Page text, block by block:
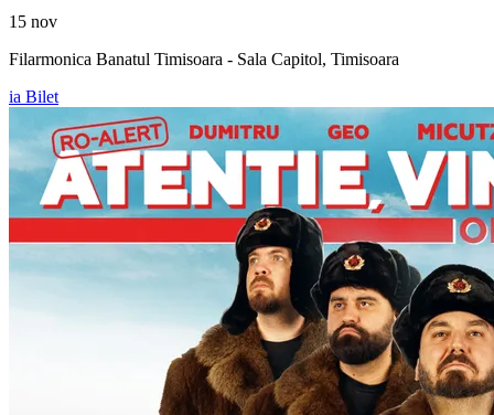
15 nov
Filarmonica Banatul Timisoara - Sala Capitol, Timisoara
ia Bilet